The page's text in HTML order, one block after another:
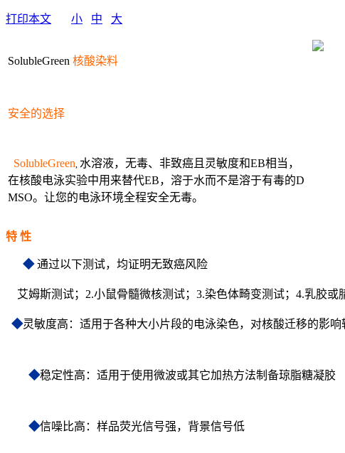
打印本文 小 中 大
SolubleGreen 核酸染料
安全的选择
SolubleGreen, 水溶液，无毒、非致癌且灵敏度和EB相当，
在核酸电泳实验中用来替代EB，溶于水而不是溶于有毒的D
MSO。让您的电泳环境全程安全无毒。
特 性
◆通过以下测试，均证明无致癌风险
艾姆斯测试；2.小鼠骨髓微核测试；3.染色体畸变测试；4.乳胶或
◆灵敏度高：适用于各种大小片段的电泳染色，对核酸迁移的影响
◆稳定性高：适用于使用微波或其它加热方法制备琼脂糖凝胶
◆信噪比高：样品荧光信号强，背景信号低